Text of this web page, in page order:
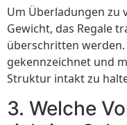
Um Überladungen zu
Gewicht, das Regale
überschritten
gekennzeichnet und
Struktur intakt zu
3. Welche